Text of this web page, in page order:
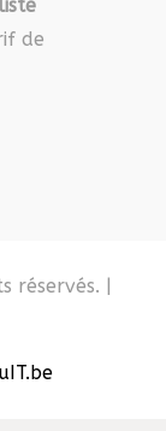
de
réservés. |